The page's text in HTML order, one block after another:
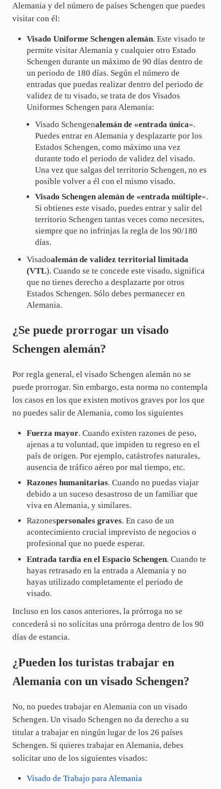
Alemania y del número de países Schengen que puedes
visitar con él:
Visado Uniforme Schengen alemán. Este visado te
permite visitar Alemania y cualquier otro Estado
Schengen durante un máximo de 90 días dentro de
un periodo de 180 días. Según el número de
entradas que puedas realizar dentro del periodo de
validez de tu visado, se trata de dos Visados
Uniformes Schengen para Alemania:
Visado Schengenalemán de «entrada única«.
Puedes entrar en Alemania y desplazarte por los
Estados Schengen, como máximo una vez
durante todo el periodo de validez del visado.
Una vez que salgas del territorio Schengen, no es
posible volver a él con el mismo visado.
Visado Schengen alemán de «entrada múltiple«.
Si obtienes este visado, puedes entrar y salir del
territorio Schengen tantas veces como necesites,
siempre que no infrinjas la regla de los 90/180
días.
Visadoalemán de validez territorial limitada
(VTL). Cuando se te concede este visado, significa
que no tienes derecho a desplazarte por otros
Estados Schengen. Sólo debes permanecer en
Alemania.
¿Se puede prorrogar un visado
Schengen alemán?
Por regla general, el visado Schengen alemán no se
puede prorrogar. Sin embargo, esta norma no contempla
los casos en los que existen motivos graves por los que
no puedes salir de Alemania, como los siguientes
Fuerza mayor. Cuando existen razones de peso,
ajenas a tu voluntad, que impiden tu regreso en el
país de origen. Por ejemplo, catástrofes naturales,
ausencia de tráfico aéreo por mal tiempo, etc.
Razones humanitarias. Cuando no puedas viajar
debido a un suceso desastroso de un familiar que
viva en Alemania, y similares.
Razonespersonales graves. En caso de un
acontecimiento crucial imprevisto de negocios o
profesional que no puede esperar.
Entrada tardía en el Espacio Schengen. Cuando te
hayas retrasado en la entrada a Alemania y no
hayas utilizado completamente el periodo de
visado.
Incluso en los casos anteriores, la prórroga no se
concederá si no solicitas una prórroga dentro de los 90
días de estancia.
¿Pueden los turistas trabajar en
Alemania con un visado Schengen?
No, no puedes trabajar en Alemania con un visado
Schengen. Un visado Schengen no da derecho a su
titular a trabajar en ningún lugar de los 26 países
Schengen. Si quieres trabajar en Alemania, debes
solicitar uno de los siguientes visados:
Visado de Trabajo para Alemania